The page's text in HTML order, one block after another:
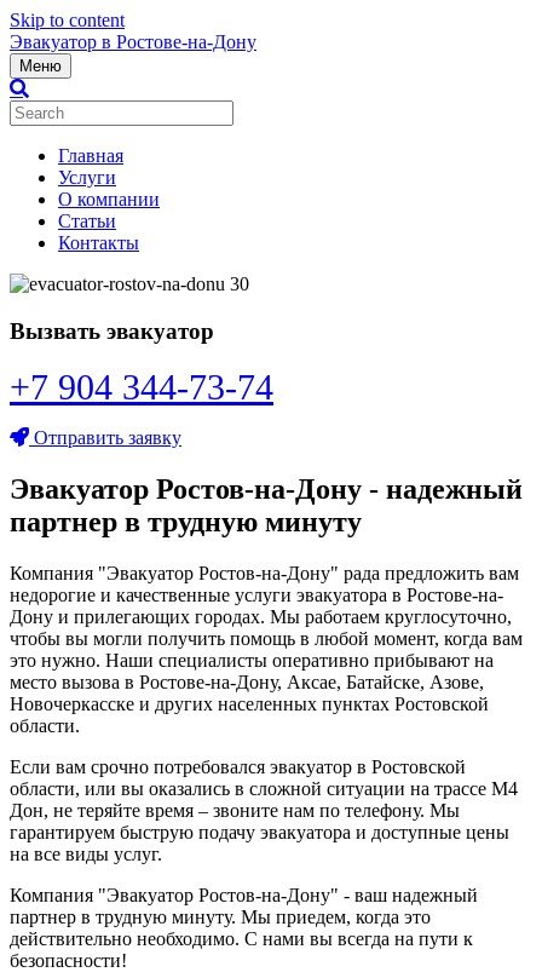
Skip to content
Эвакуатор в Ростове-на-Дону
Меню
Главная
Услуги
О компании
Статьи
Контакты
Вызвать эвакуатор
+7 904 344-73-74
Отправить заявку
Эвакуатор Ростов-на-Дону - надежный
партнер в трудную минуту
Компания "Эвакуатор Ростов-на-Дону" рада предложить вам
недорогие и качественные услуги эвакуатора в Ростове-на-
Дону и прилегающих городах. Мы работаем круглосуточно,
чтобы вы могли получить помощь в любой момент, когда вам
это нужно. Наши специалисты оперативно прибывают на
место вызова в Ростове-на-Дону, Аксае, Батайске, Азове,
Новочеркасске и других населенных пунктах Ростовской
области.
Если вам срочно потребовался эвакуатор в Ростовской
области, или вы оказались в сложной ситуации на трассе М4
Дон, не теряйте время – звоните нам по телефону. Мы
гарантируем быструю подачу эвакуатора и доступные цены
на все виды услуг.
Компания "Эвакуатор Ростов-на-Дону" - ваш надежный
партнер в трудную минуту. Мы приедем, когда это
действительно необходимо. С нами вы всегда на пути к
безопасности!